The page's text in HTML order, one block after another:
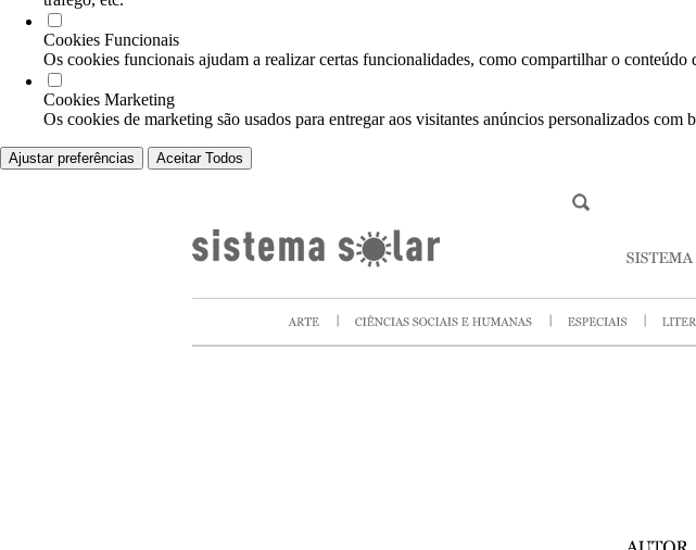
Cookies Funcionais
Os cookies funcionais ajudam a realizar certas funcionalidades, como compartilhar o
Cookies Marketing
Os cookies de marketing são usados para entregar aos visitantes anúncios personalizados
Ajustar preferências Aceitar Todos